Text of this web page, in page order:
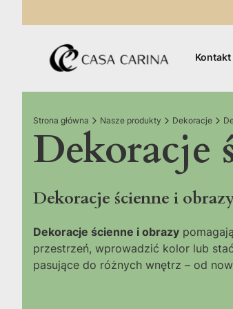
Kontakt
Strona główna Nasze produkty Dekoracje
Dekoracje
Dekoracje ścienne i
Dekoracje ścienne i obrazy
przestrzeń, wprowadzić kolor lub
pasujące do różnych wnętrz – od